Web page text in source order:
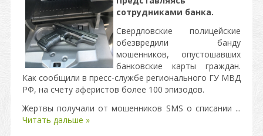
сотрудниками банка.
Свердловские полицейские
обезвредили банду
мошенников, опустошавших
банковские карты граждан.
Как сообщили в пресс-службе регионального ГУ МВД
РФ, на счету аферистов более 100 эпизодов.
Жертвы получали от мошенников SMS о списании ...
Читать дальше »